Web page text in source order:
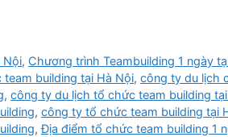
Nội, Chương trình Teambuilding 1 ngày
building tại Hà Nội, công ty du lịch
, công ty du lịch tổ chức team building
, công ty tổ chức team building tại
,Địa điểm tổ chức team building 1